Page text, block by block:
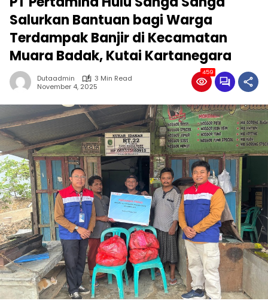
Salurkan Bantuan bagi Warga
Terdampak Banjir di Kecamatan
Muara Badak, Kutai Kartanegara
Dutaadmin
3 Min Read
November 4, 2025
459